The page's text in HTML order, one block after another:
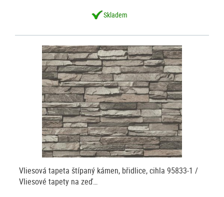
Skladem
Vliesová tapeta štípaný kámen, břidlice, cihla 95833-1 /
Vliesové tapety na zeď…